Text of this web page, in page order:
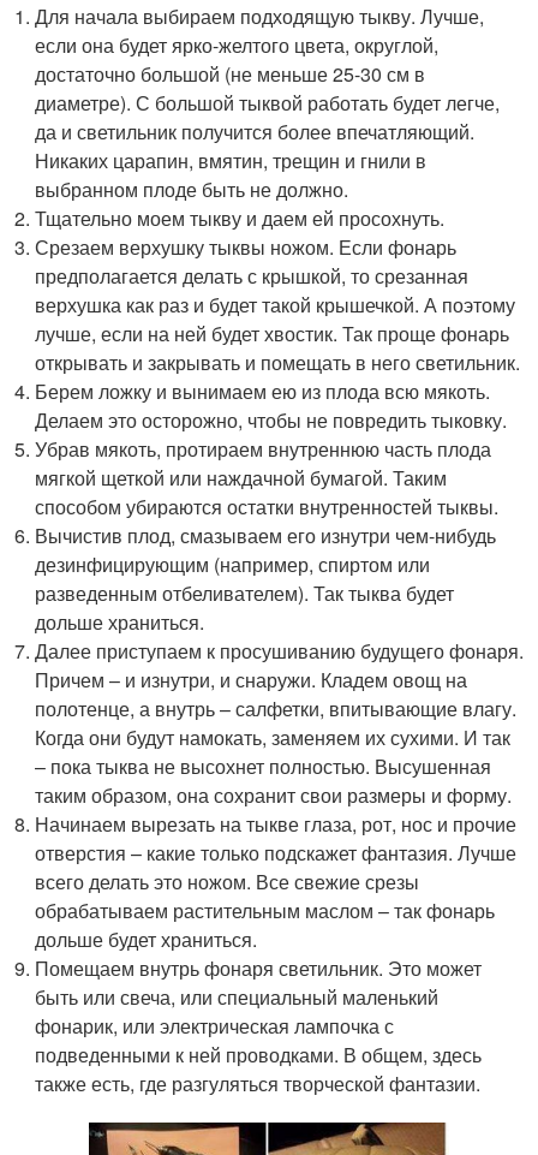
Для начала выбираем подходящую тыкву. Лучше,
если она будет ярко-желтого цвета, округлой,
достаточно большой (не меньше 25-30 см в
диаметре). С большой тыквой работать будет легче,
да и светильник получится более впечатляющий.
Никаких царапин, вмятин, трещин и гнили в
выбранном плоде быть не должно.
Тщательно моем тыкву и даем ей просохнуть.
Срезаем верхушку тыквы ножом. Если фонарь
предполагается делать с крышкой, то срезанная
верхушка как раз и будет такой крышечкой. А поэтому
лучше, если на ней будет хвостик. Так проще фонарь
открывать и закрывать и помещать в него светильник.
Берем ложку и вынимаем ею из плода всю мякоть.
Делаем это осторожно, чтобы не повредить тыковку.
Убрав мякоть, протираем внутреннюю часть плода
мягкой щеткой или наждачной бумагой. Таким
способом убираются остатки внутренностей тыквы.
Вычистив плод, смазываем его изнутри чем-нибудь
дезинфицирующим (например, спиртом или
разведенным отбеливателем). Так тыква будет
дольше храниться.
Далее приступаем к просушиванию будущего фонаря.
Причем – и изнутри, и снаружи. Кладем овощ на
полотенце, а внутрь – салфетки, впитывающие влагу.
Когда они будут намокать, заменяем их сухими. И так
– пока тыква не высохнет полностью. Высушенная
таким образом, она сохранит свои размеры и форму.
Начинаем вырезать на тыкве глаза, рот, нос и прочие
отверстия – какие только подскажет фантазия. Лучше
всего делать это ножом. Все свежие срезы
обрабатываем растительным маслом – так фонарь
дольше будет храниться.
Помещаем внутрь фонаря светильник. Это может
быть или свеча, или специальный маленький
фонарик, или электрическая лампочка с
подведенными к ней проводками. В общем, здесь
также есть, где разгуляться творческой фантазии.